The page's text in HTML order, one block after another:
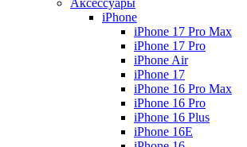
Аксессуары
iPhone
iPhone 17 Pro Max
iPhone 17 Pro
iPhone Air
iPhone 17
iPhone 16 Pro Max
iPhone 16 Pro
iPhone 16 Plus
iPhone 16E